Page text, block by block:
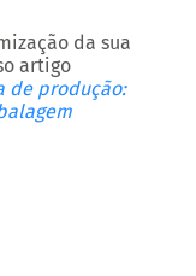
da sua
artigo
de produção: